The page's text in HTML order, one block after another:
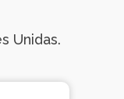
Unidas.